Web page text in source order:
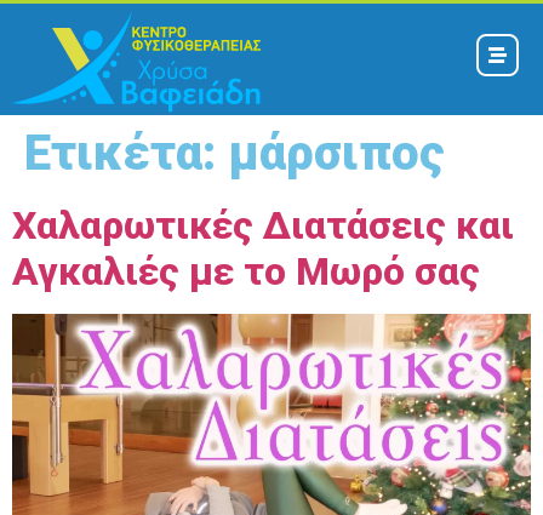
Ετικέτα: μάρσιπος
Χαλαρωτικές Διατάσεις και
Αγκαλιές με το Μωρό σας